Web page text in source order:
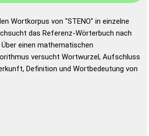
Wortkorpus von "STENO" in einzelne
das Referenz-Wörterbuch nach
einen mathematischen
versucht Wortwurzel, Aufschluss
Definition und Wortbedeutung von